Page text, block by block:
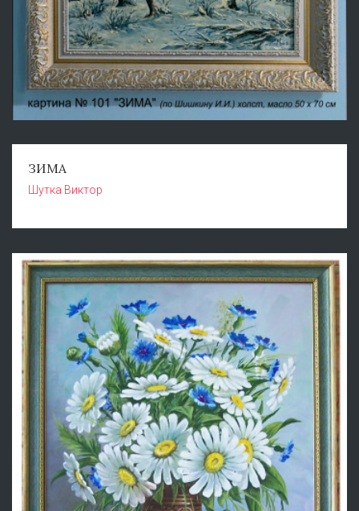
ЗИМА
Шутка Виктор